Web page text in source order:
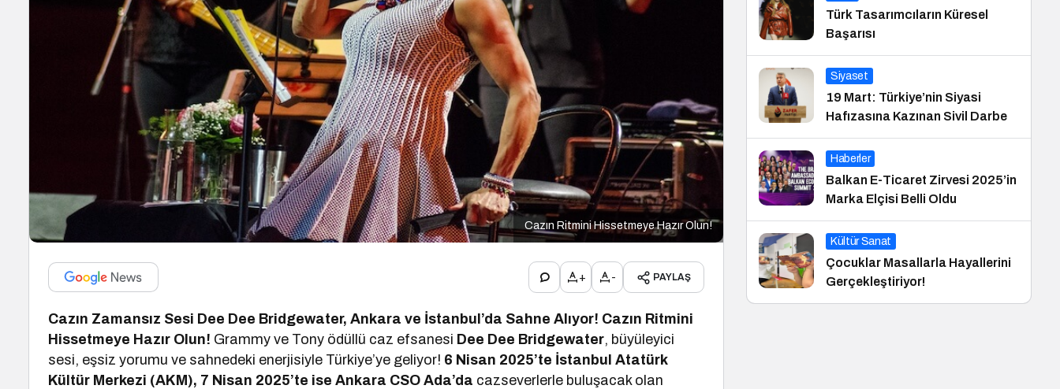
Cazın Ritmini Hissetmeye Hazır Olun!
+ - PAYLAŞ
Cazın Zamansız Sesi Dee Dee Bridgewater, Ankara ve İstanbul’da Sahne Alıyor! Cazın Ritmini
Hissetmeye Hazır Olun! Grammy ve Tony ödüllü caz efsanesi Dee Dee Bridgewater, büyüleyici
sesi, eşsiz yorumu ve sahnedeki enerjisiyle Türkiye’ye geliyor! 6 Nisan 2025’te İstanbul Atatürk
Kültür Merkezi (AKM), 7 Nisan 2025’te ise Ankara CSO Ada’da cazseverlerle buluşacak olan
Türk Tasarımcıların Küresel
Başarısı
Siyaset
19 Mart: Türkiye’nin Siyasi
Hafızasına Kazınan Sivil Darbe
Haberler
Balkan E-Ticaret Zirvesi 2025’in
Marka Elçisi Belli Oldu
Kültür Sanat
Çocuklar Masallarla Hayallerini
Gerçekleştiriyor!